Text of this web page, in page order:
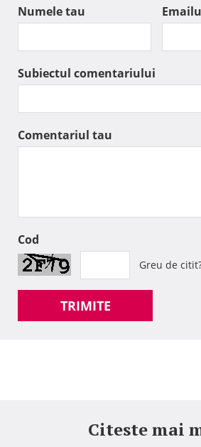
Numele tau
Subiectul comentariului
Comentariul tau
Cod
Greu de
TRIMITE
Citeste mai